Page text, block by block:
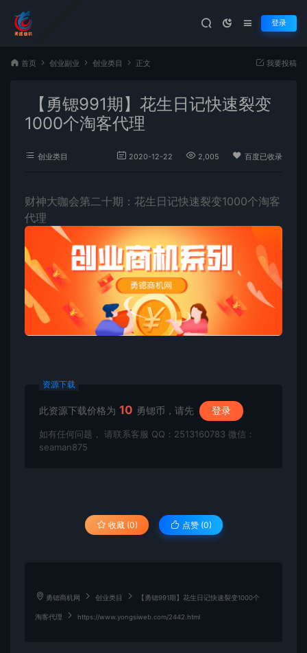
登录
首页 创业副业 创业类目 正文 我要投稿
【勇锶991期】花生日记快速裂变
1000个淘客代理
创业类目 2020-12-22 2,005 百度已收录
财神大咖会第二十期：花生日记快速裂变1000个淘客
代理
资源下载
此资源下载价格为 10 勇锶币，请先 登录
如有任何问题， 请联系客服 QQ：2513160783 微信：
seaman875
收藏 (0) 点赞 (0)
勇锶商机网 创业类目 【勇锶991期】花生日记快速裂变1000个
淘客代理 https://www.yongsiweb.com/2442.html